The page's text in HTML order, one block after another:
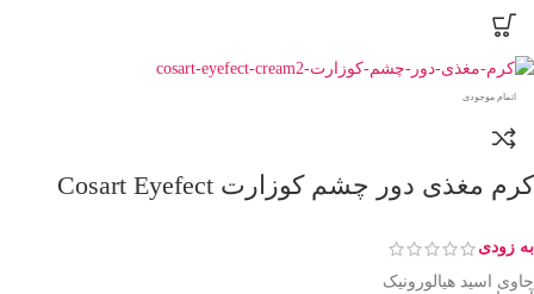
اتمام موجودی
کرم مغذی دور چشم کوزارت Cosart Eyefect
به زودی
حاوی اسید هیالورونیک